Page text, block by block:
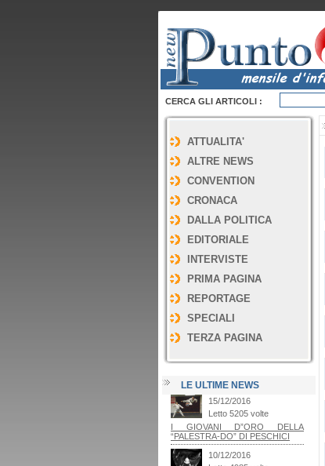
CERCA GLI ARTICOLI :
ATTUALITA'
ALTRE NEWS
CONVENTION
CRONACA
DALLA POLITICA
EDITORIALE
INTERVISTE
PRIMA PAGINA
REPORTAGE
SPECIALI
TERZA PAGINA
LE ULTIME NEWS